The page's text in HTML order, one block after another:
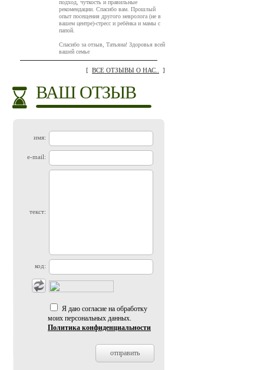
подход, чуткость и правильные
рекомендации. Спасибо вам. Прошлый
опыт посещения другого невролога (не в
вашем центре)-стресс и ребёнка и мамы с
папой.
Спасибо за отзыв, Татьяна! Здоровья всей
вашей семье
[ ВСЕ ОТЗЫВЫ О НАС.. ]
ВАШ ОТЗЫВ
имя:
e-mail:
текст:
код:
Я даю согласие на обработку
моих персональных данных.
Политика конфиденциальности